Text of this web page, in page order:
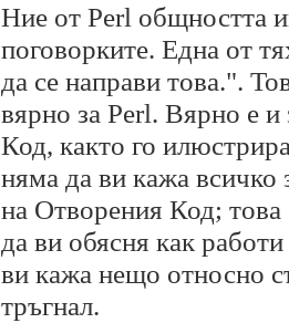
Ние от Perl общността
поговорките. Една от
да се направи това.".
вярно за Perl. Вярно е
Код, както го
няма да ви кажа всичко
на Отворения Код; това
да ви обясня как
ви кажа нещо относно
тръгнал.